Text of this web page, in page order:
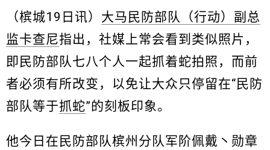
（槟城19日讯） 大马民防部队（行动）副总
监卡查尼指出，社媒上常会看到类似照片，
即民防部队七八个人一起抓着蛇拍照，而前
者必须有所改变，以免让大众只停留在“民防
部队等于抓蛇”的刻板印象。
他今日在民防部队槟州分队军阶佩戴丶勋章